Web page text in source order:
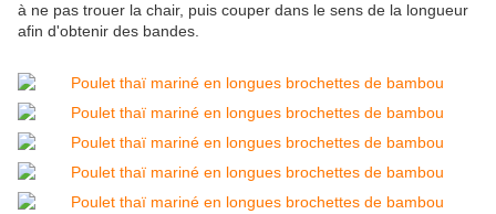
à ne pas trouer la chair, puis couper dans le sens de la longueur
afin d'obtenir des bandes.